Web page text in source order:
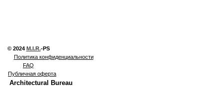
© 2024 M.I.R.-PS
Политика конфиденциальности
FAQ
Публичная оферта
Architectural Bureau